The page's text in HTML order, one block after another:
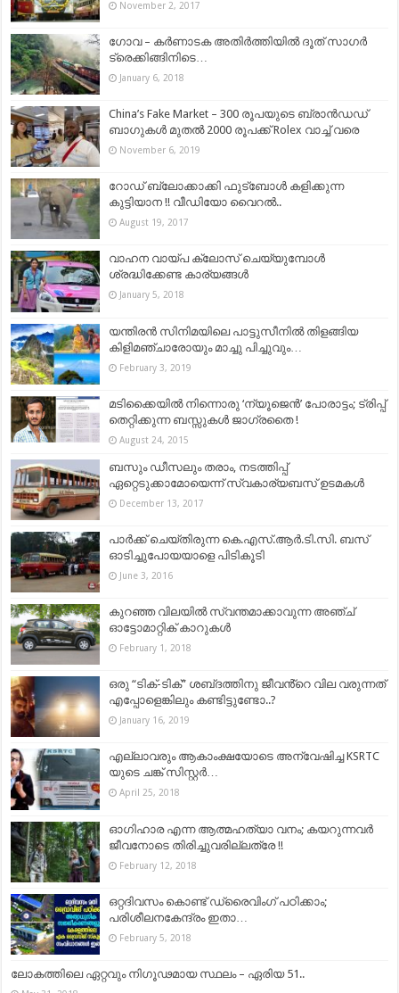
November 2, 2017
ഗോവ – കര്‍ണാടക അതിര്‍ത്തിയില്‍ ദൂത് സാഗര്‍
ട്രെക്കിങ്ങിനിടെ…
January 6, 2018
China’s Fake Market – 300 രൂപയുടെ ബ്രാൻഡഡ്
ബാഗുകൾ മുതൽ 2000 രൂപക്ക് Rolex വാച്ച് വരെ
November 6, 2019
റോഡ് ബ്ലോക്കാക്കി ഫുട്‌ബോള്‍ കളിക്കുന്ന
കുട്ടിയാന !! വീഡിയോ വൈറല്‍..
August 19, 2017
വാഹന വായ്‍പ ക്ലോസ് ചെയ്യുമ്പോൾ
ശ്രദ്ധിക്കേണ്ട കാര്യങ്ങള്‍
January 5, 2018
യന്തിരൻ സിനിമയിലെ പാട്ടുസീനിൽ തിളങ്ങിയ
കിളിമഞ്ചാരോയും മാച്ചു പിച്ചുവും…
February 3, 2019
മടിക്കൈയിൽ നിന്നൊരു ‘ന്യൂജെൻ’ പോരാട്ടം; ട്രിപ്പ്
തെറ്റിക്കുന്ന ബസ്സുകൾ ജാഗ്രതൈ !
August 24, 2015
ബസും ഡീസലും തരാം, നടത്തിപ്പ്‌
ഏറ്റെടുക്കാമോയെന്ന് സ്വകാര്യബസ് ഉടമകള്‍
December 13, 2017
പാര്‍ക്ക് ചെയ്തിരുന്ന കെ.എസ്.ആര്‍.ടി.സി. ബസ്
ഓടിച്ചുപോയയാളെ പിടികൂടി
June 3, 2016
കുറഞ്ഞ വിലയില്‍ സ്വന്തമാക്കാവുന്ന അഞ്ച്
ഓട്ടോമാറ്റിക് കാറുകള്‍
February 1, 2018
ഒരു “ടിക്-ടിക്” ശബ്‌ദത്തിനു ജീവൻ്റെ വില വരുന്നത്
എപ്പോളെങ്കിലും കണ്ടിട്ടുണ്ടോ..?
January 16, 2019
എല്ലാവരും ആകാംക്ഷയോടെ അന്വേഷിച്ച KSRTC
യുടെ ചങ്ക് സിസ്റ്റർ…
April 25, 2018
ഓഗിഹാര എന്ന ആത്മഹത്യാ വനം; കയറുന്നവര്‍
ജീവനോടെ തിരിച്ചുവരില്ലത്രേ !!
February 12, 2018
ഒറ്റദിവസം കൊണ്ട് ഡ്രൈവിംഗ് പഠിക്കാം;
പരിശീലനകേന്ദ്രം ഇതാ…
February 5, 2018
ലോകത്തിലെ ഏറ്റവും നിഗൂഢമായ സ്ഥലം – ഏരിയ 51..